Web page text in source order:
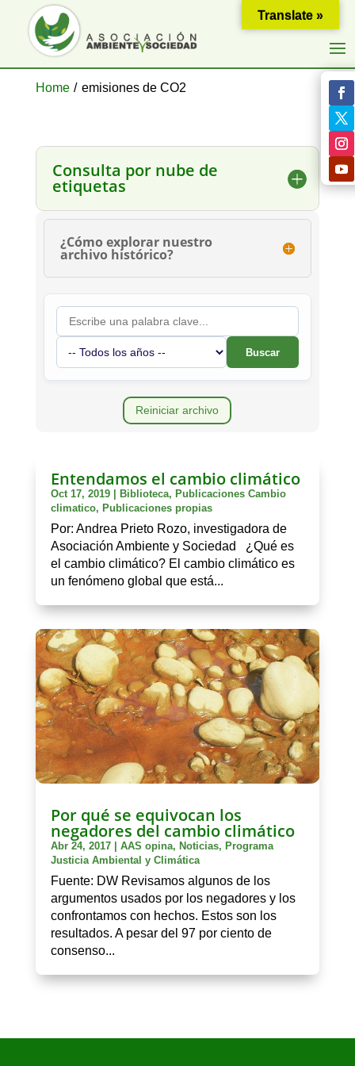
Home / emisiones de CO2
Consulta por nube de
etiquetas
¿Cómo explorar nuestro
archivo histórico?
Buscar
Reiniciar archivo
Entendamos el cambio climático
Oct 17, 2019| Biblioteca, Publicaciones Cambio
climatico, Publicaciones propias
Por: Andrea Prieto Rozo, investigadora de
Asociación Ambiente y Sociedad ¿Qué es
el cambio climático? El cambio climático es
un fenómeno global que está...
Por qué se equivocan los
negadores del cambio climático
Abr 24, 2017| AAS opina, Noticias, Programa
Justicia Ambiental y Climática
Fuente: DW Revisamos algunos de los
argumentos usados por los negadores y los
confrontamos con hechos. Estos son los
resultados. A pesar del 97 por ciento de
consenso...
Translate »